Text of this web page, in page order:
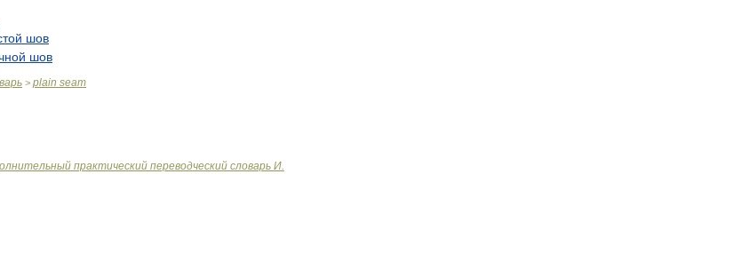
шов
шов
> plain seam
практический переводческий словарь И.